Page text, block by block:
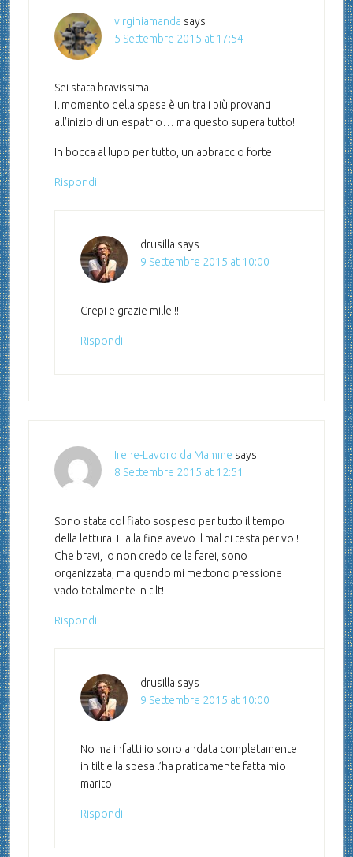
virginiamanda says
5 Settembre 2015 at 17:54
Sei stata bravissima!
Il momento della spesa è un tra i più provanti
all’inizio di un espatrio… ma questo supera tutto!
In bocca al lupo per tutto, un abbraccio forte!
Rispondi
drusilla says
9 Settembre 2015 at 10:00
Crepi e grazie mille!!!
Rispondi
Irene-Lavoro da Mamme says
8 Settembre 2015 at 12:51
Sono stata col fiato sospeso per tutto il tempo
della lettura! E alla fine avevo il mal di testa per voi!
Che bravi, io non credo ce la farei, sono
organizzata, ma quando mi mettono pressione…
vado totalmente in tilt!
Rispondi
drusilla says
9 Settembre 2015 at 10:00
No ma infatti io sono andata completamente
in tilt e la spesa l’ha praticamente fatta mio
marito.
Rispondi